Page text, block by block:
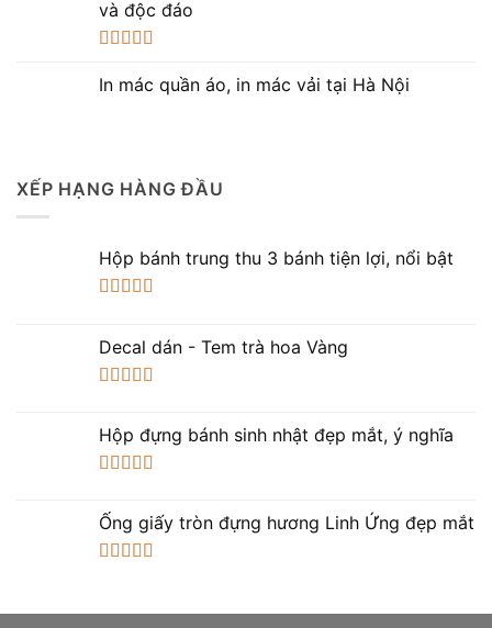
và độc đáo
hạng5.005
In mác quần áo, in mác vải tại Hà Nội
XẾP HẠNG HÀNG ĐẦU
Hộp bánh trung thu 3 bánh tiện lợi, nổi bật
sao
Decal dán - Tem trà hoa Vàng
sao
Hộp đựng bánh sinh nhật đẹp mắt, ý nghĩa
sao
Ống giấy tròn đựng hương Linh Ứng đẹp mắt
sao